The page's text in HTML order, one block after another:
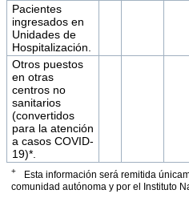
Pacientes
ingresados en
Unidades de
Hospitalización.
Otros puestos
en otras
centros no
sanitarios
(convertidos
para la atención
a casos COVID-
19)*.
+
Esta información será remitida
comunidad autónoma y por el Instituto